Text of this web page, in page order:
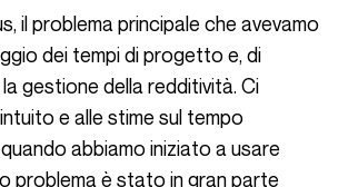
dei tempi di progetto e, di
gestione della redditività. Ci
e alle stime sul tempo
abbiamo iniziato a usare
problema è stato in gran parte